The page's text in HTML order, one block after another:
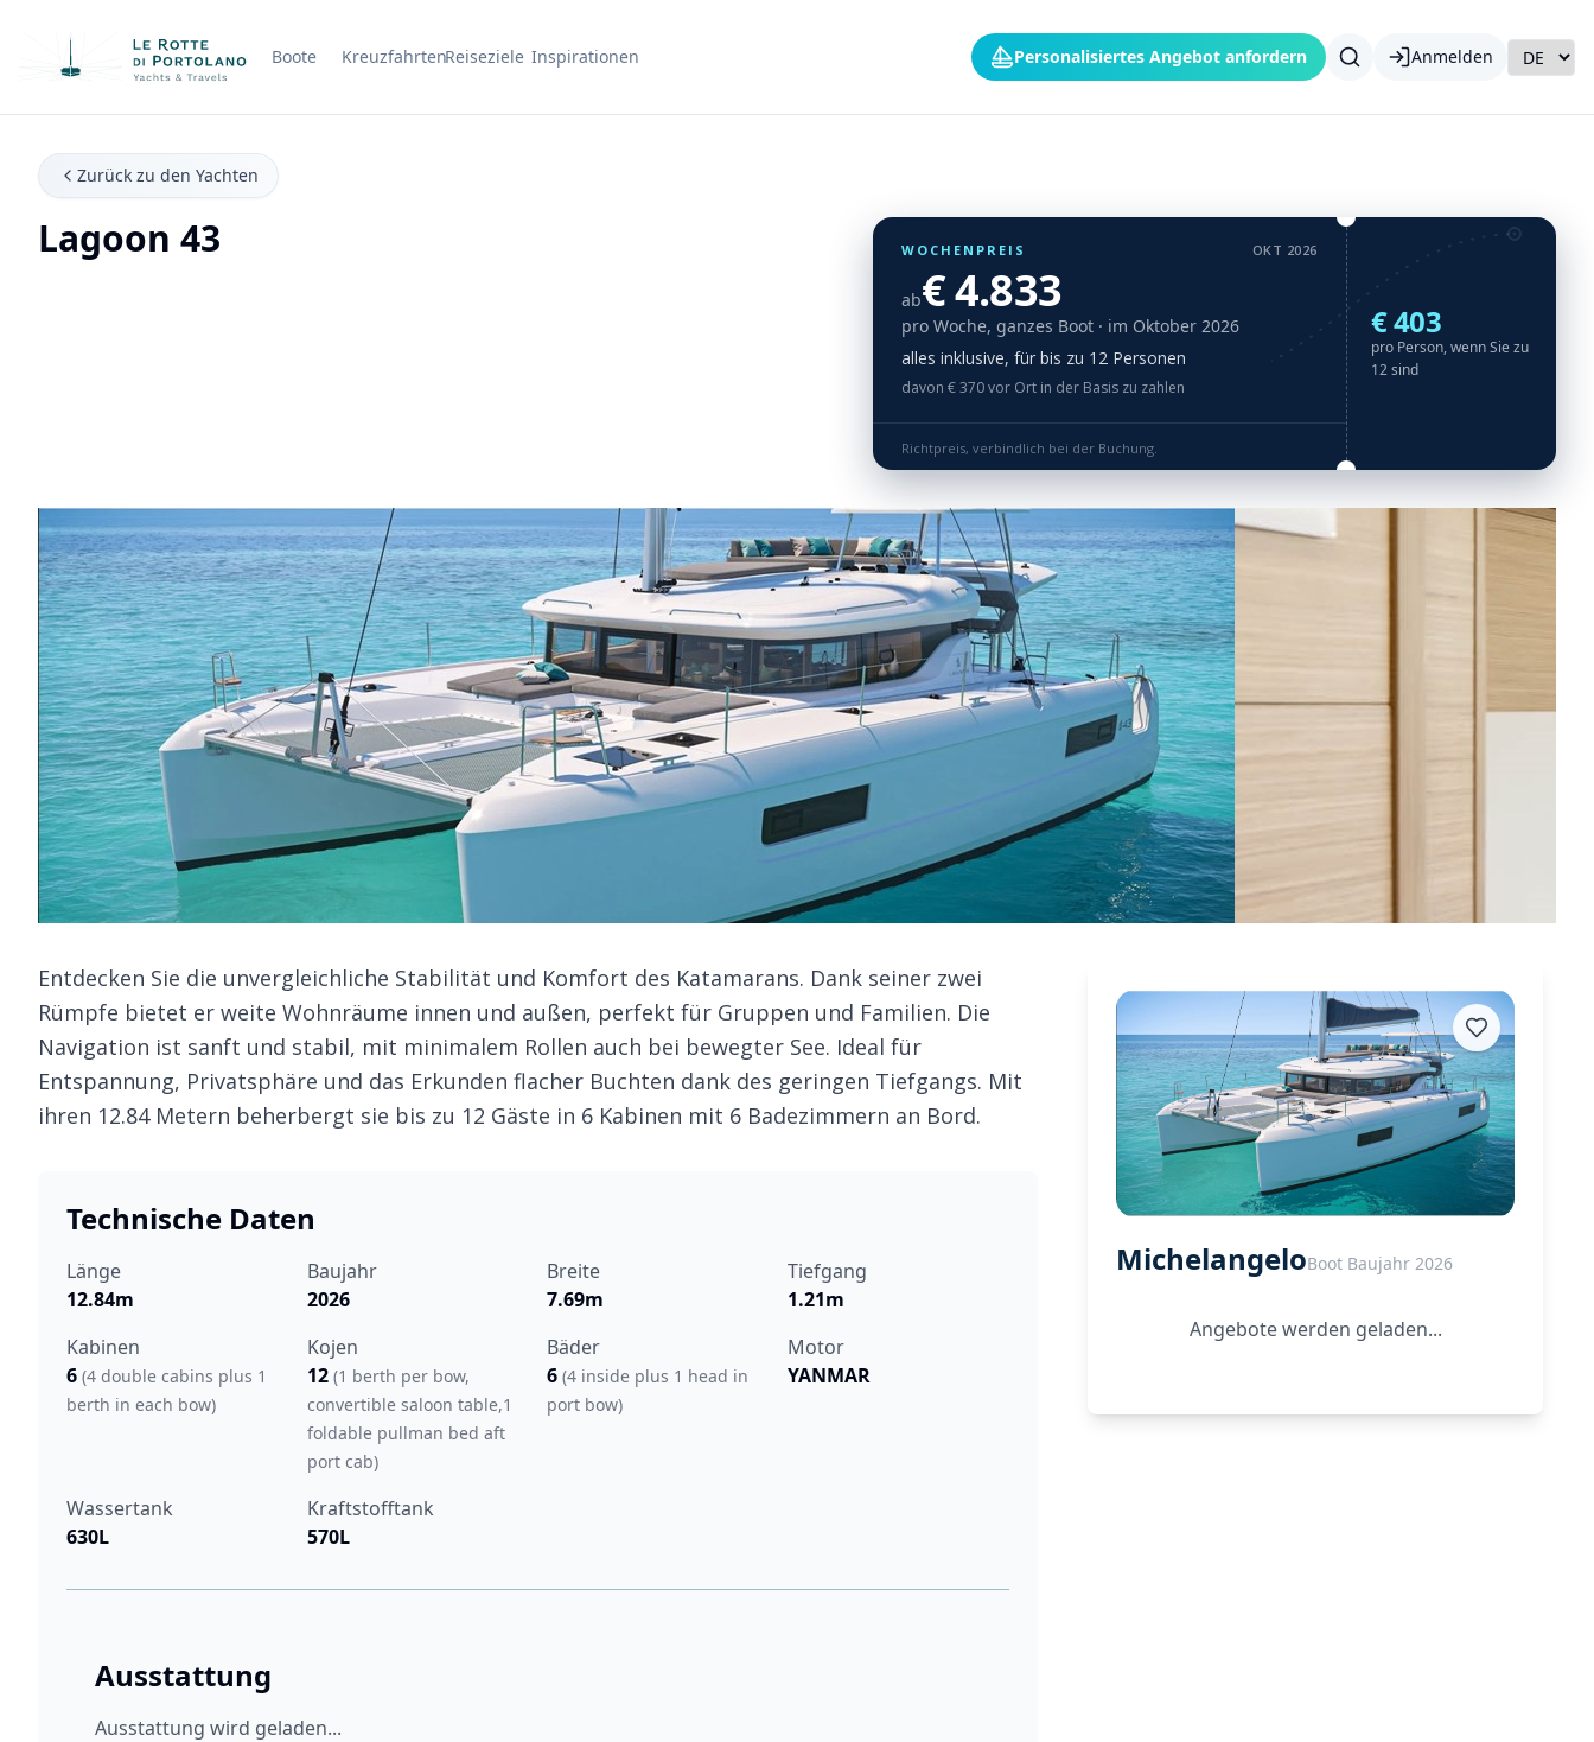
Firmenname Boote KreuzfahrtenReiseziele Inspirationen Personalisiertes Angebot anfordern Anmelden
Zurück zu den Yachten
Lagoon 43 WOCHENPREIS OKT 2026
ab€ 4.833
pro Woche, ganzes Boot · im Oktober 2026
alles inklusive, für bis zu 12 Personen
davon € 370 vor Ort in der Basis zu zahlen
Richtpreis, verbindlich bei der Buchung.
€ 403
pro Person, wenn Sie zu
12 sind
Entdecken Sie die unvergleichliche Stabilität und Komfort des Katamarans. Dank seiner zwei
Rümpfe bietet er weite Wohnräume innen und außen, perfekt für Gruppen und Familien. Die
Navigation ist sanft und stabil, mit minimalem Rollen auch bei bewegter See. Ideal für
Entspannung, Privatsphäre und das Erkunden flacher Buchten dank des geringen Tiefgangs. Mit
ihren 12.84 Metern beherbergt sie bis zu 12 Gäste in 6 Kabinen mit 6 Badezimmern an Bord.
Technische Daten
Länge
12.84m
Baujahr
2026
Breite
7.69m
Tiefgang
1.21m
Kabinen
6 (4 double cabins plus 1
berth in each bow)
Kojen
12 (1 berth per bow,
convertible saloon table,1
foldable pullman bed aft
port cab)
Bäder
6(4 inside plus 1 head in
port bow)
Motor
YANMAR
Wassertank
630L
Kraftstofftank
570L
Ausstattung
Ausstattung wird geladen...
MichelangeloBoot Baujahr 2026
Angebote werden geladen...